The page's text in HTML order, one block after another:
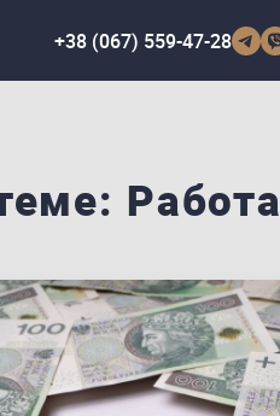
+38 (067) 559-47-28